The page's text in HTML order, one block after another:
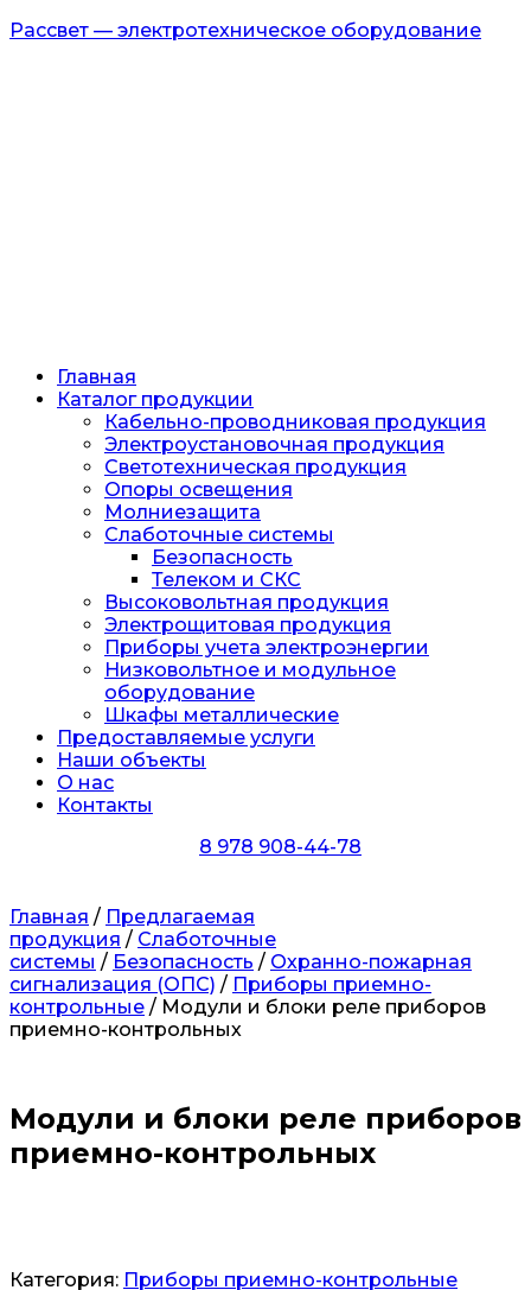
Рассвет — электротехническое оборудование
Главная
Каталог продукции
Кабельно-проводниковая продукция
Электроустановочная продукция
Светотехническая продукция
Опоры освещения
Молниезащита
Слаботочные системы
Безопасность
Телеком и СКС
Высоковольтная продукция
Электрощитовая продукция
Приборы учета электроэнергии
Низковольтное и модульное
оборудование
Шкафы металлические
Предоставляемые услуги
Наши объекты
О нас
Контакты
8 978 908-44-78
Главная / Предлагаемая
продукция / Слаботочные
системы / Безопасность / Охранно-пожарная
сигнализация (ОПС) / Приборы приемно-
контрольные / Модули и блоки реле приборов
приемно-контрольных
Модули и блоки реле приборов
приемно-контрольных
Категория: Приборы приемно-контрольные